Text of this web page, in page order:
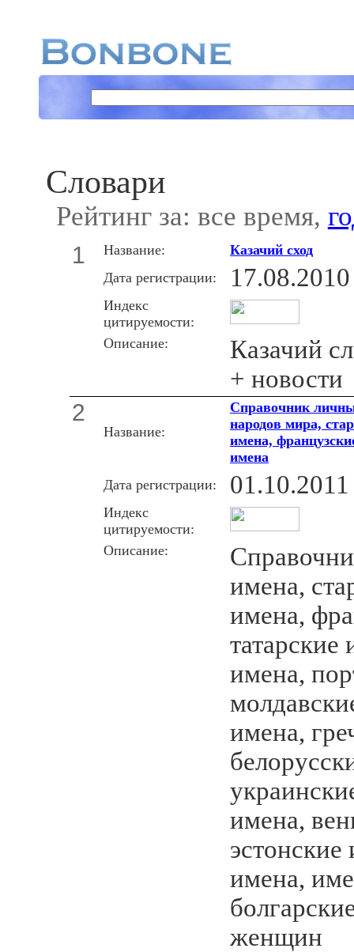
Словари
Рейтинг за: все время,
1 Название:
Казачий сход
Дата регистрации:
17.08.2010
Индекс
цитируемости:
Описание:
Казачий
+ новости
2
Название:
Справочник
народов мира,
имена,
имена
Дата регистрации:
01.10.2011
Индекс
цитируемости:
Описание:
имена,
имена,
татарские
имена,
имена,
имена,
имена,
женщин